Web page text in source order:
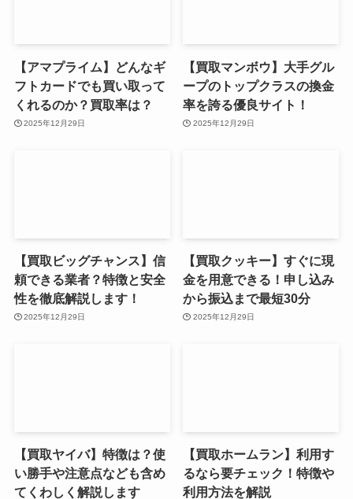
【アマプライム】どんなギ
フトカードでも買い取って
くれるのか？買取率は？
2025年12月29日
【買取マンボウ】大手グル
ープのトップクラスの換金
率を誇る優良サイト！
2025年12月29日
【買取ビッグチャンス】信
頼できる業者？特徴と安全
性を徹底解説します！
2025年12月29日
【買取クッキー】すぐに現
金を用意できる！申し込み
から振込まで最短30分
2025年12月29日
【買取ヤイバ】特徴は？使
い勝手や注意点なども含め
てくわしく解説します
【買取ホームラン】利用す
るなら要チェック！特徴や
利用方法を解説